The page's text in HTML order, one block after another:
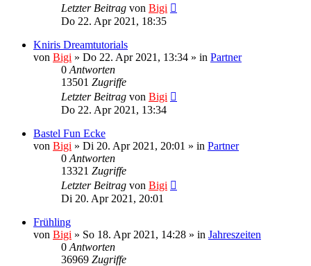
Letzter Beitrag von Bigi
Do 22. Apr 2021, 18:35
Kniris Dreamtutorials
von Bigi » Do 22. Apr 2021, 13:34 » in Partner
0 Antworten
13501 Zugriffe
Letzter Beitrag von Bigi
Do 22. Apr 2021, 13:34
Bastel Fun Ecke
von Bigi » Di 20. Apr 2021, 20:01 » in Partner
0 Antworten
13321 Zugriffe
Letzter Beitrag von Bigi
Di 20. Apr 2021, 20:01
Frühling
von Bigi » So 18. Apr 2021, 14:28 » in Jahreszeiten
0 Antworten
36969 Zugriffe